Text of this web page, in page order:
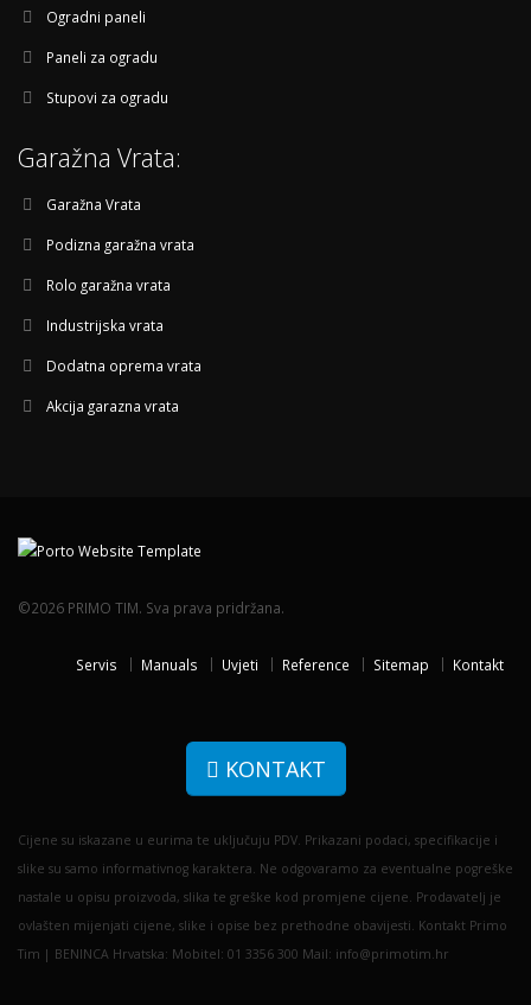
Ogradni paneli
Paneli za ogradu
Stupovi za ogradu
Garažna Vrata:
Garažna Vrata
Podizna garažna vrata
Rolo garažna vrata
Industrijska vrata
Dodatna oprema vrata
Akcija garazna vrata
©2026 PRIMO TIM. Sva prava pridržana.
Servis Manuals Uvjeti Reference Sitemap Kontakt
KONTAKT
Cijene su iskazane u eurima te uključuju PDV. Prikazani podaci, specifikacije i
slike su samo informativnog karaktera. Ne odgovaramo za eventualne pogreške
nastale u opisu proizvoda, slika te greške kod promjene cijene. Prodavatelj je
ovlašten mijenjati cijene, slike i opise bez prethodne obavijesti. Kontakt Primo
Tim | BENINCA Hrvatska: Mobitel: 01 3356 300 Mail: info@primotim.hr